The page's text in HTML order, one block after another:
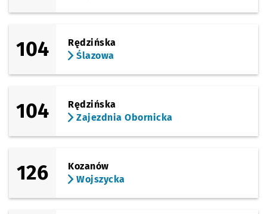
104
Rędzińska
Ślazowa
104
Rędzińska
Zajezdnia Obornicka
126
Kozanów
Wojszycka